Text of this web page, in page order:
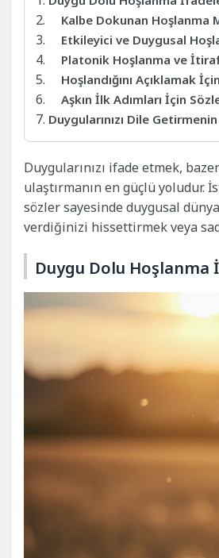
Kalbe Dokunan Hoşlanma
Etkileyici ve Duygusal
Platonik Hoşlanma ve
Hoşlandığını Açıklamak
Aşkın İlk Adımları İçin
Duygularınızı Dile
Duygularınızı ifade etmek,
ulaştırmanın en güçlü yoludur.
sözler sayesinde duygusal
verdiğinizi hissettirmek veya
Duygu Dolu Hoşlanma